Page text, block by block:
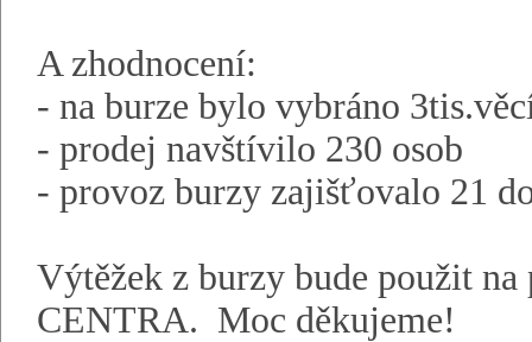
A zhodnocení:
- na burze bylo vybráno
- prodej navštívilo 230 osob
- provoz burzy zajišťovalo 21
Výtěžek z burzy bude použit
CENTRA. Moc děkujeme!